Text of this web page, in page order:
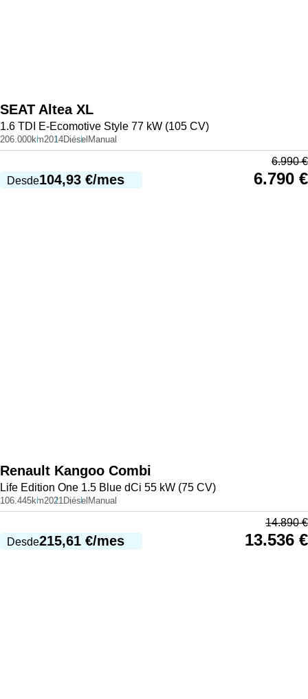
SEAT Altea XL
1.6 TDI E-Ecomotive Style 77 kW (105 CV)
206.000km2014DiéselManual
Desde104,93 €/mes
6.990€
6.790 €
Renault Kangoo Combi
Life Edition One 1.5 Blue dCi 55 kW (75 CV)
106.445km2021Diésel Manual
Desde215,61 €/mes
14.890€
13.536 €